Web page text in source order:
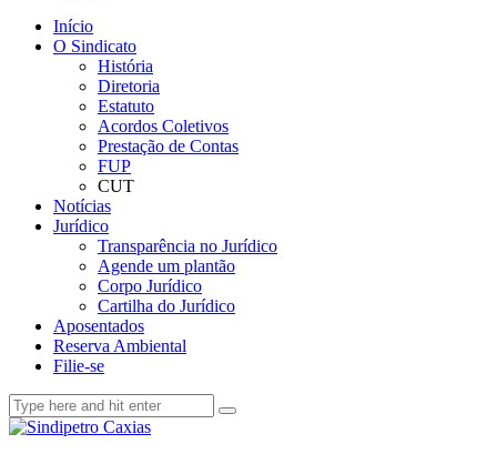
Início
O Sindicato
História
Diretoria
Estatuto
Acordos Coletivos
Prestação de Contas
FUP
CUT
Notícias
Jurídico
Transparência no Jurídico
Agende um plantão
Corpo Jurídico
Cartilha do Jurídico
Aposentados
Reserva Ambiental
Filie-se